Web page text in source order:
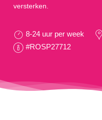
versterken.
8-24 uur per week
#ROSP27712